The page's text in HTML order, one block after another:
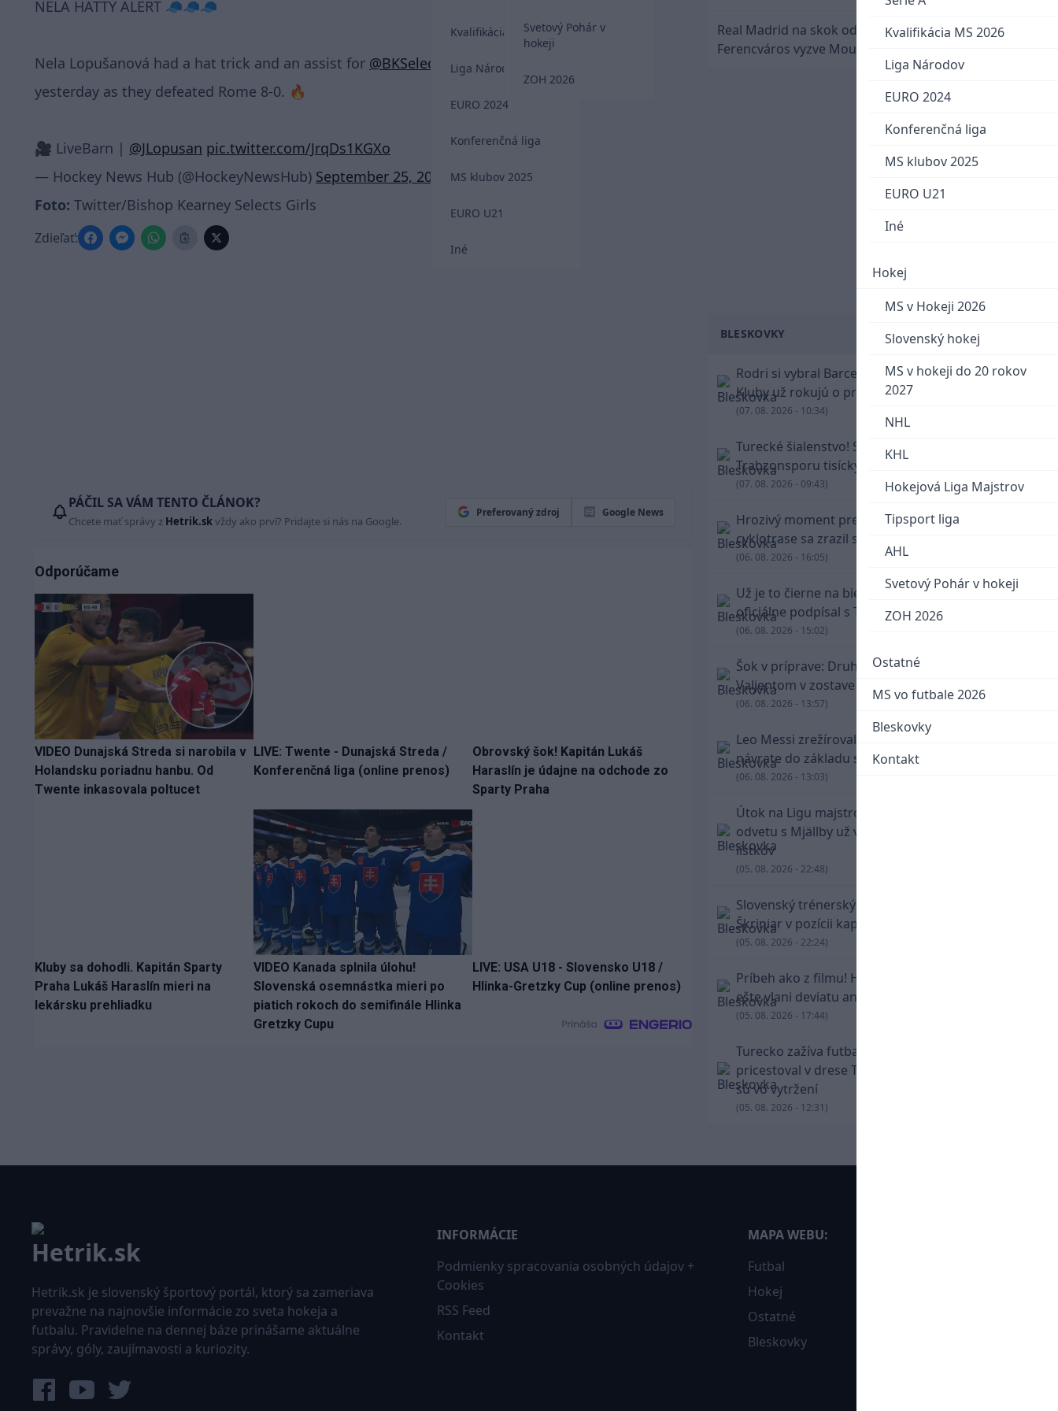
Kvalifikácia MS 2026
Liga Národov
EURO 2024
Konferenčná liga
MS klubov 2025
EURO U21
Iné
Svetový Pohár v
hokeji
ZOH 2026
Kvalifikácia MS 2026
Liga Národov
EURO 2024
Konferenčná liga
MS klubov 2025
EURO U21
Iné
Hokej
MS v Hokeji 2026
Slovenský hokej
MS v hokeji do 20 rokov
2027
NHL
KHL
Hokejová Liga Majstrov
Tipsport liga
AHL
Svetový Pohár v hokeji
ZOH 2026
Ostatné
MS vo futbale 2026
Bleskovky
Kontakt
NELA HATTY ALERT 🧢🧢🧢
Nela Lopušanová had a hat trick and an assist for @BKSelectsGirls19U in their home opener
yesterday as they defeated Rome 8-0. 🔥
🎥 LiveBarn | @JLopusan pic.twitter.com/JrqDs1KGXo
— Hockey News Hub (@HockeyNewsHub) September 25, 2023
Foto: Twitter/Bishop Kearney Selects Girls
Zdieľať:
PÁČIL SA VÁM TENTO ČLÁNOK?
Chcete mať správy z Hetrik.skvždy ako prví? Pridajte si nás na Google.
Preferovaný zdroj Google News
Odporúčame
VIDEO Dunajská Streda si narobila v
Holandsku poriadnu hanbu. Od
Twente inkasovala poltucet
LIVE: Twente - Dunajská Streda /
Konferenčná liga (online prenos)
Obrovský šok! Kapitán Lukáš
Haraslín je údajne na odchode zo
Sparty Praha
Kluby sa dohodli. Kapitán Sparty
Praha Lukáš Haraslín mieri na
lekársku prehliadku
VIDEO Kanada splnila úlohu!
Slovenská osemnástka mieri po
piatich rokoch do semifinále Hlinka
Gretzky Cupu
LIVE: USA U18 - Slovensko U18 /
Hlinka-Gretzky Cup (online prenos)
Real Madrid na skok od Slovenska: Borbélyho
Ferencváros vyzve Mourinhove hviezdy
BLESKOVKY
Rodri si vybral Barcelonu a odmietol Real.
Kluby už rokujú o prestupovej čiastke
(07. 08. 2026 - 10:34)
Turecké šialenstvo! Salaha vítali na štadióne
Trabzonsporu tisícky fanúšikov
(07. 08. 2026 - 09:43)
Hrozivý moment pre Zdena Cháru! Na
cyklotrase sa zrazil s bežcom
(06. 08. 2026 - 16:05)
Už je to čierne na bielom: Mohamed Salah
oficiálne podpísal s Trabzonsporom
(06. 08. 2026 - 15:02)
Šok v príprave: Druholigová Mallorca s
Valjentom v zostave zdolala PSG
(06. 08. 2026 - 13:57)
Leo Messi zrežíroval obrat Interu Miami, pri
návrate do základu strelil dva góly
(06. 08. 2026 - 13:03)
Útok na Ligu majstrov láka! Slovan hlási na
odvetu s Mjällby už viac ako 13-tisíc predaných
lístkov
(05. 08. 2026 - 22:48)
Slovenský trénerský súboj pre Borbélyho,
Škriniar v pozícii kapitána potiahol Fenerbahce
(05. 08. 2026 - 22:24)
Príbeh ako z filmu! Hrdina Slovana Kianga hral
ešte vlani deviatu anglickú ligu
(05. 08. 2026 - 17:44)
Turecko zažíva futbalové šialenstvo! Salah
pricestoval v drese Trabzonsporu, fanúšikovia
sú vo vytržení
(05. 08. 2026 - 12:31)
Hetrik.sk je slovenský športový portál, ktorý sa zameriava
prevažne na najnovšie informácie zo sveta hokeja a
futbalu. Pravidelne na dennej báze prinášame aktuálne
správy, góly, zaujímavosti a kuriozity.
INFORMÁCIE
Podmienky spracovania osobných údajov +
Cookies
RSS Feed
Kontakt
MAPA WEBU:
Futbal
Hokej
Ostatné
Bleskovky